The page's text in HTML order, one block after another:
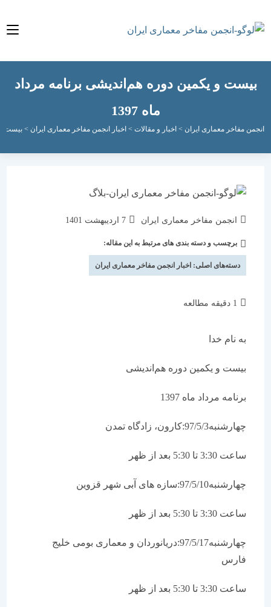
و یکمین دوره هم‌اندیشی برنامه‌ مرداد
مفاخر معماری ایران > اخبار و مقالات>اخبار انجمن مفاخر معماری ایران > بیست و یکمین
انجمن مفاخر معماری ایران
نوشته
شده
است:
7 اردیبهشت 1401
برچسب و دسته بندی های مرتبط به این مقاله:
دسته‌های اصلی:اخبار انجمن مفاخر معماری ایران
به نام خدا
بیست و یکمین دوره هم‌اندیشی
برنامه‌ مرداد ماه 1397
چهارشنبه97/5/3:کارون، زادگاه تمدن
ساعت 3:30 تا 5:30 بعد از ظهر
چهارشنبه97/5/10:سازه های آبی شهر قزوین
ساعت 3:30 تا 5:30 بعد از ظهر
چهارشنبه97/5/17:دریانوردان و معماری بومی خلیج
فارس
ساعت 3:30 تا 5:30 بعد از ظهر